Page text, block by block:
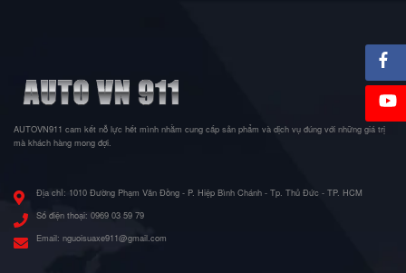
AUTOVN911 cam kết nỗ lực hết mình nhằm cung cấp sản phẩm và dịch vụ đúng với những giá trị
mà khách hàng mong đợi.
Địa chỉ: 1010 Đường Phạm Văn Đồng - P. Hiệp Bình Chánh - Tp. Thủ Đức - TP. HCM
Số điện thoại: 0969 03 59 79
Email: nguoisuaxe911@gmail.com